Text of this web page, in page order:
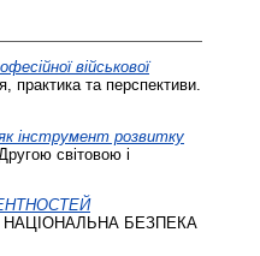
військової
практика та перспективи.
як інструмент розвитку
світовою і
НАЦІОНАЛЬНА БЕЗПЕКА